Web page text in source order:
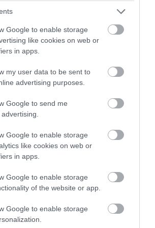
Google to enable storage
like cookies on web or
in apps.
my user data to be sent to
advertising purposes.
Google to send me
Google to enable storage
like cookies on web or
in apps.
Google to enable storage
of the website or app.
Google to enable storage
Ελβετός αλχημιστής.
ντα Φιλικάγια, 65, Ιταλός ποιητής
61, πρωτοπόρος
παραγωγός
Γερμανός φυσικός,
53, Αμερικανός ηθοποιός
πρώην υπουργός και
80, αρχαιολόγος